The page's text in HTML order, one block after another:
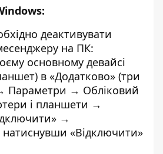
деактивувати
на ПК:
основному девайсі
в «Додатково» (три
Параметри → Обліковий
і планшети →
→
натиснувши «Відключити»